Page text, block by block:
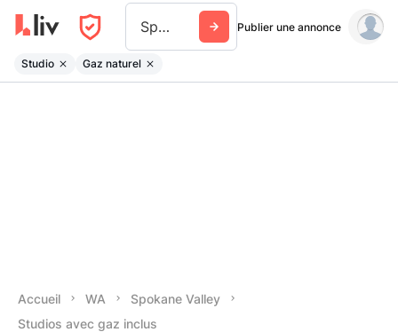
Spokane Valley Publier une annonce
Studio Gaz naturel
Accueil WA
Spokane Valley
Studios avec gaz inclus